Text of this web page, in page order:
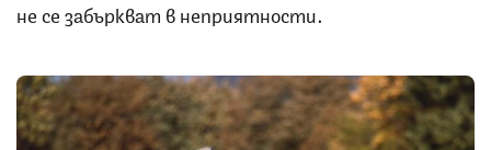
не се забъркват в неприятности.